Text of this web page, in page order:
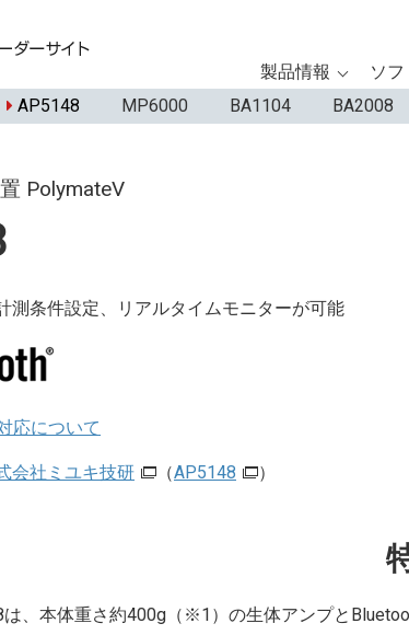
製品情報 ソ
AP5148 MP6000 BA1104 BA2008
PolymateV
測条件設定、リアルタイムモニターが可能
応について
会社ミユキ技研 （AP5148 ）
、本体重さ約400g（※1）の生体アンプと